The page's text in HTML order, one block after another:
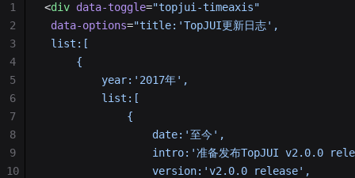
<div data-toggle="topjui-timeaxis"
data-options="title:'TopJUI更新日志',
list:[
     {
         year:'2017年',
         list:[
             {
                 date:'至今',
intro:'准备发布TopJUI v2.0.0
                 version:'v2.0.0 release',
1
2
3
4
5
6
7
8
9
10